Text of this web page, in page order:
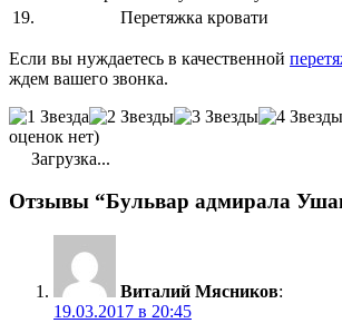
19.
Перетяжка кровати
Если вы нуждаетесь в качественной
ждем вашего звонка.
оценок нет)
Загрузка...
Отзывы “Бульвар адмирала
Виталий Мясников:
19.03.2017 в 20:45